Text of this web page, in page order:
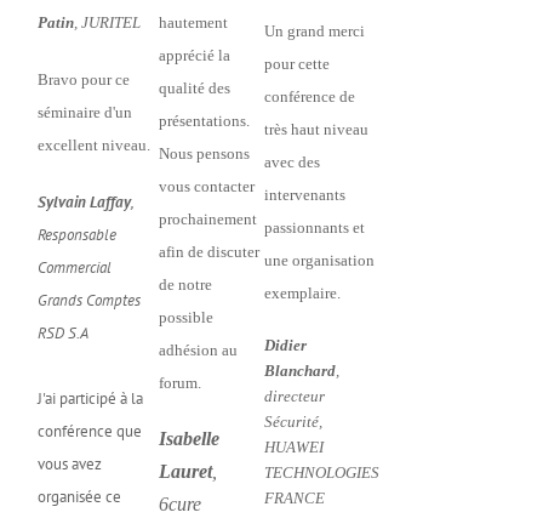
Patin, JURITEL
Bravo pour ce
séminaire d'un
excellent niveau.
Sylvain Laffay,
Responsable
Commercial
Grands Comptes
RSD S.A
J'ai participé à la
conférence que
vous avez
organisée ce
hautement
apprécié la
qualité des
présentations.
Nous pensons
vous contacter
prochainement
afin de discuter
de notre
possible
adhésion au
forum.
Isabelle
Lauret,
6cure
Un grand merci
pour cette
conférence de
très haut niveau
avec des
intervenants
passionnants et
une organisation
exemplaire.
Didier
Blanchard,
directeur
Sécurité,
HUAWEI
TECHNOLOGIES
FRANCE